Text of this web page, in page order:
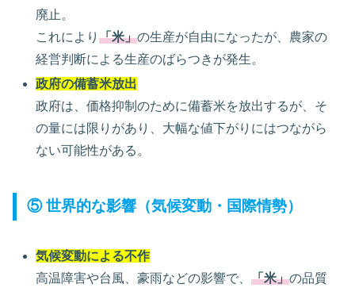
廃止。
これにより「米」の生産が自由になったが、農家の
経営判断による生産のばらつきが発生。
政府の備蓄米放出
政府は、価格抑制のために備蓄米を放出するが、そ
の量には限りがあり、大幅な値下がりにはつながら
ない可能性がある。
⑤ 世界的な影響（気候変動・国際情勢）
気候変動による不作
高温障害や台風、豪雨などの影響で、「米」の品質